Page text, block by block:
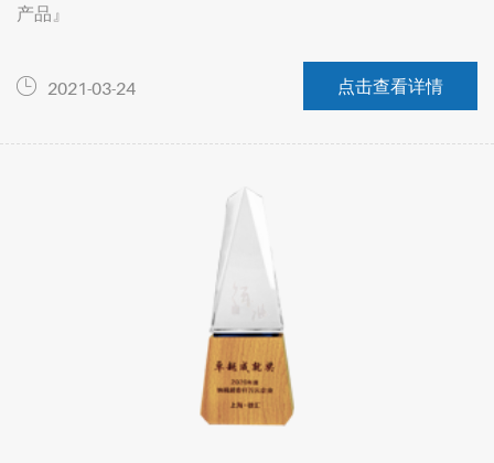
产品』
2021-03-24 点击查看详情